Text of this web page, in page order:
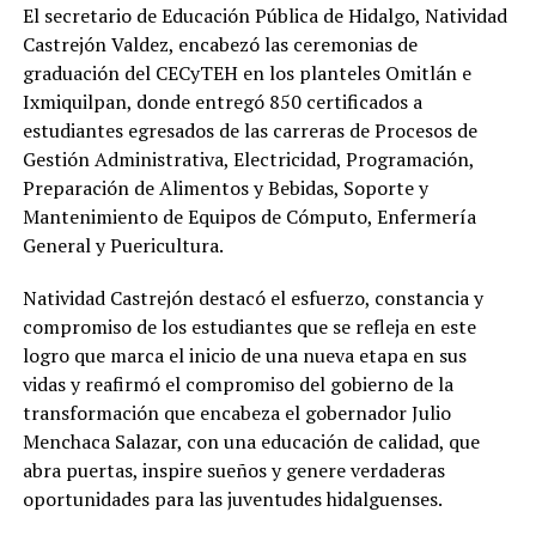
El secretario de Educación Pública de Hidalgo, Natividad
Castrejón Valdez, encabezó las ceremonias de
graduación del CECyTEH en los planteles Omitlán e
Ixmiquilpan, donde entregó 850 certificados a
estudiantes egresados de las carreras de Procesos de
Gestión Administrativa, Electricidad, Programación,
Preparación de Alimentos y Bebidas, Soporte y
Mantenimiento de Equipos de Cómputo, Enfermería
General y Puericultura.
Natividad Castrejón destacó el esfuerzo, constancia y
compromiso de los estudiantes que se refleja en este
logro que marca el inicio de una nueva etapa en sus
vidas y reafirmó el compromiso del gobierno de la
transformación que encabeza el gobernador Julio
Menchaca Salazar, con una educación de calidad, que
abra puertas, inspire sueños y genere verdaderas
oportunidades para las juventudes hidalguenses.